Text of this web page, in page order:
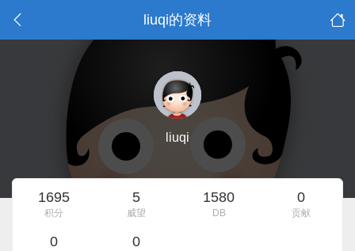
liuqi的资料
liuqi
1695
积分
5
威望
1580
DB
0
贡献
0 0